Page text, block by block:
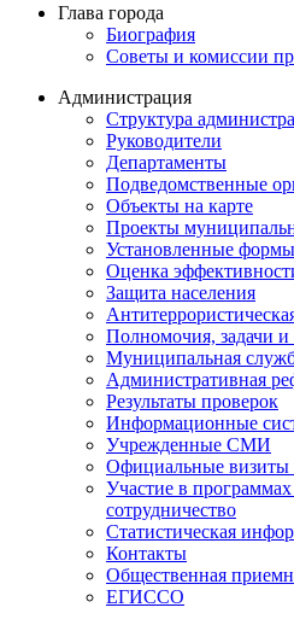
Глава города
Биография
Советы и комиссии
Администрация
Структура
Руководители
Департаменты
Подведомственные
Объекты на карте
Проекты
Установленные
Оценка
Защита населения
Полномочия, задачи
Муниципальная
Административная
Результаты проверок
Информационные
Учрежденные СМИ
Официальные визиты
Участие в
сотрудничество
Статистическая
Контакты
Общественная
ЕГИССО